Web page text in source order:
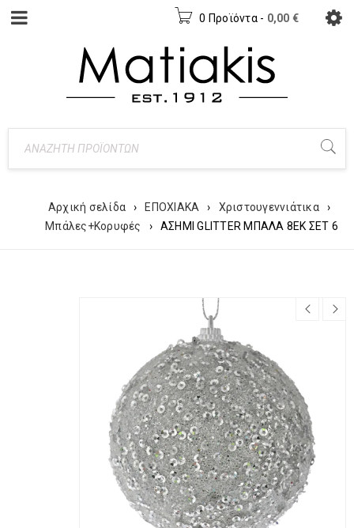
0 Προϊόντα - 0,00 €
Αρχική σελίδα › ΕΠΟΧΙΑΚΑ › Χριστουγεννιάτικα
›
Μπάλες+Κορυφές
› ΑΣΗΜΙ GLITTER ΜΠΑΛΑ 8ΕΚ ΣΕΤ 6